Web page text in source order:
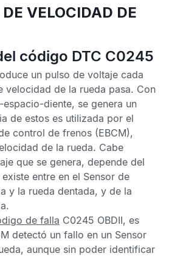
VELOCIDAD DE
código DTC C0245
un pulso de voltaje cada
velocidad de la rueda pasa. Con
diente, se genera un
de estos es utilizada por el
control de frenos (EBCM),
de la rueda. Cabe
que se genera, depende del
entre en el Sensor de
y la rueda dentada, y de la
de falla C0245 OBDII, es
detectó un fallo en un Sensor
, aunque sin poder identificar